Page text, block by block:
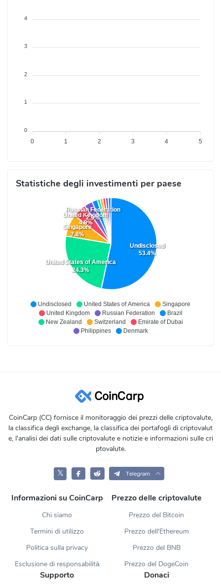
0 1 2 3 4 5
4
3
2
1
0
Statistiche degli investimenti per paese
Undisclosed United States of America
Singapore
United Kingdom
Russian Federation
Brazil
New Zealand
Switzerland
Emirate of Dubai
Philippines
Denmark
Undisclosed
53.4%
United States of America
24.3%
Singapore
7.8%
United Kingdom
4.9%
Russian Federation
2.9%
CoinCarp (CC) fornisce il monitoraggio dei prezzi delle criptovalute,
la classifica degli exchange, la classifica dei portafogli di criptovalut
e, l'analisi dei dati sulle criptovalute e notizie e informazioni sulle cri
ptovalute.
𝕏 Telegram
Informazioni su CoinCarp
Chi siamo
Termini di utilizzo
Politica sulla privacy
Esclusione di responsabilità
Prezzo delle criptovalute
Prezzo del Bitcoin
Prezzo dell'Ethereum
Prezzo del BNB
Prezzo del DogeCoin
Supporto Donaci